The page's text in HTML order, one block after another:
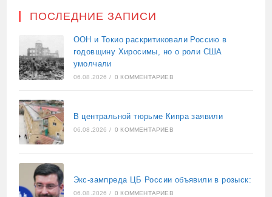
ПОСЛЕДНИЕ ЗАПИСИ
ООН и Токио раскритиковали Россию в
годовщину Хиросимы, но о роли США
умолчали
06.08.2026 / 0 КОММЕНТАРИЕВ
В центральной тюрьме Кипра заявили
06.08.2026 / 0 КОММЕНТАРИЕВ
Экс-зампреда ЦБ России объявили в розыск:
06.08.2026 / 0 КОММЕНТАРИЕВ